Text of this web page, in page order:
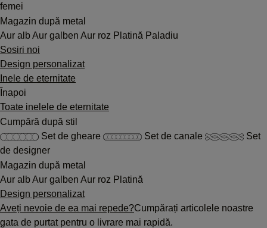
femei
Magazin după metal
Aur albAur galben Aur roz Platină Paladiu
Sosiri noi
Design personalizat
Inele de eternitate
Înapoi
Toate inelele de eternitate
Cumpără după stil
Set de gheare
Set de canale
Set
de designer
Magazin după metal
Aur albAur galben Aur roz Platină
Design personalizat
Aveți nevoie de ea mai repede?Cumpărați articolele noastre
gata de purtat pentru o livrare mai rapidă.